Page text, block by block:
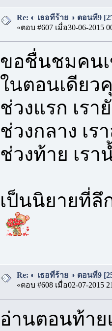
Re: ◐ เธอที่ร้าย ◑ ตอนที่9
«ตอบ #607 เมื่อ30-06-2015
ขอชื่นชมคน
ในตอนเดียว
ช่วงแรก เรา
ช่วงกลาง เร
ช่วงท้าย เรา
เป็นนิยายที่ลึ
Re: ◐ เธอที่ร้าย ◑ ตอนที่9
«ตอบ #608 เมื่อ02-07-2015
อ่านตอนท้าย